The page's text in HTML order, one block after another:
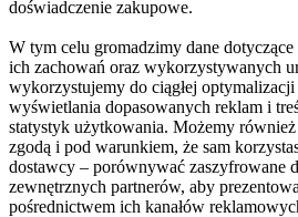
doświadczenie zakupowe.
W tym celu gromadzimy dane
ich zachowań oraz wykorzystywanych
wykorzystujemy do ciągłej
wyświetlania dopasowanych reklam i
statystyk użytkowania. Możemy
zgodą i pod warunkiem, że sam
dostawcy – porównywać zaszyfrowane
zewnętrznych partnerów, aby
pośrednictwem ich kanałów